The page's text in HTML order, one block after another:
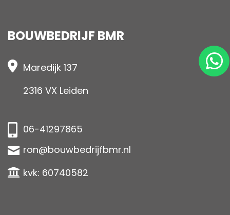
BOUWBEDRIJF BMR
Maredijk 137
2316 VX Leiden
06-41297865
ron@bouwbedrijfbmr.nl
kvk: 60740582